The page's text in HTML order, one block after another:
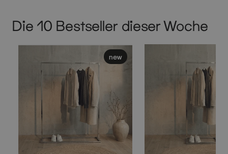
Die 10 Bestseller dieser Woche
new